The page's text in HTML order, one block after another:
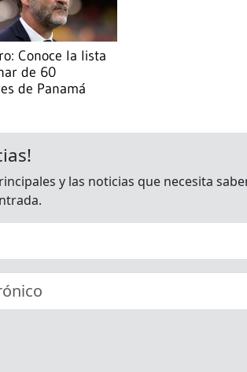
Conoce la lista
de 60
de Panamá